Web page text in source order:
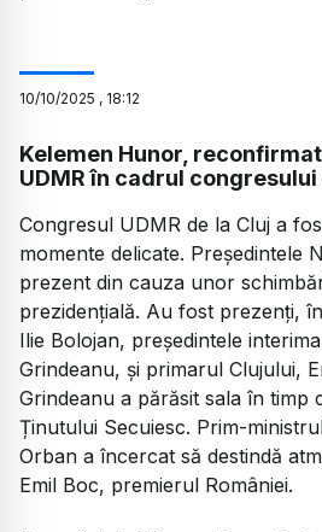
10/10/2025 , 18:12
Kelemen Hunor,
UDMR în cadrul congresului
Congresul UDMR de la Cluj a
momente delicate. Președintele
prezent din cauza unor
prezidențială. Au fost prezenți,
Ilie Bolojan, președintele
Grindeanu, și primarul Clujului,
Grindeanu a părăsit sala în timp
Ținutului Secuiesc. Prim-
Orban a încercat să destindă
Emil Boc, premierul României.